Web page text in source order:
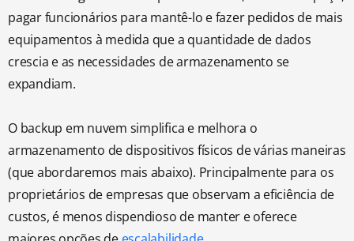
pagar funcionários para mantê-lo e fazer pedidos de mais
equipamentos à medida que a quantidade de dados
crescia e as necessidades de armazenamento se
expandiam.
O backup em nuvem simplifica e melhora o
armazenamento de dispositivos físicos de várias maneiras
(que abordaremos mais abaixo). Principalmente para os
proprietários de empresas que observam a eficiência de
custos, é menos dispendioso de manter e oferece